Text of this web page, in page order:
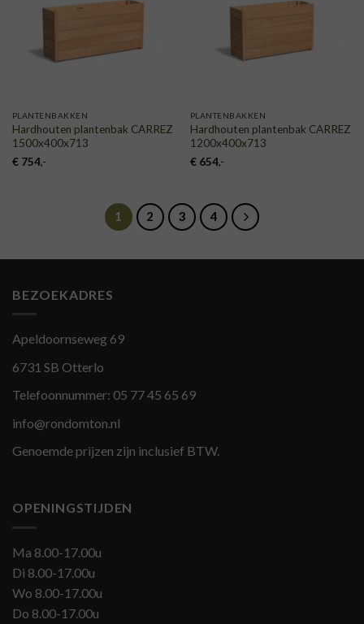
PLANTENBAKKEN
Hardhouten plantenbak CARREZ
1500x400x713
€754,-
PLANTENBAKKEN
Hardhouten plantenbak CARREZ
1200x400x713
€654,-
1 2 3 4
BEZOEKADRES
Apeldoornseweg 69
6731 SB Otterlo
Telefoonnummer: 05 77 45 65 69
info@rondomton.nl
Genoemde prijzen zijn inclusief BTW.
OPENINGSTIJDEN
Ma 8.00-17.00u
Di 8.00-17.00u
Wo 8.00-17.00u
Do 8.00-17.00u